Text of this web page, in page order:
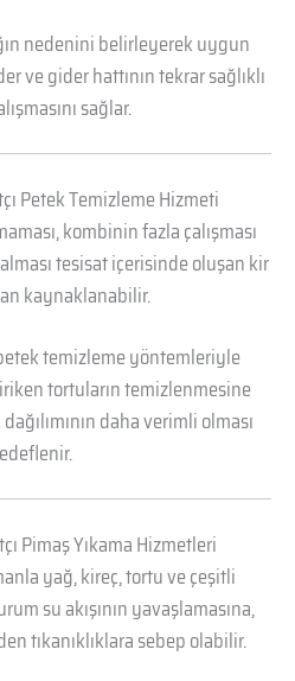
nedenini belirleyerek uygun
ve gider hattının tekrar sağlıklı
sağlar.
Petek Temizleme Hizmeti
kombinin fazla çalışması
tesisat içerisinde oluşan kir
kaynaklanabilir.
temizleme yöntemleriyle
tortuların temizlenmesine
daha verimli olması
Pimaş Yıkama Hizmetleri
yağ, kireç, tortu ve çeşitli
su akışının yavaşlamasına,
tıkanıklıklara sebep olabilir.